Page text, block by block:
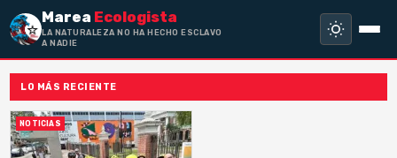
Marea Ecologista
LA NATURALEZA NO HA HECHO ESCLAVO
A NADIE, SI
LO MÁS RECIENTE
NOTICIAS